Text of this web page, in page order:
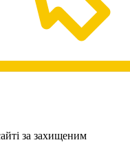
за захищеним